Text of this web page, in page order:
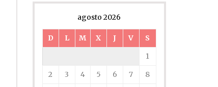
agosto 2026
D L M X J V
S
1
2
3 4 5 6 7
8